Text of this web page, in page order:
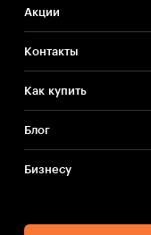
Акции
Контакты
Как купить
Блог
Бизнесу